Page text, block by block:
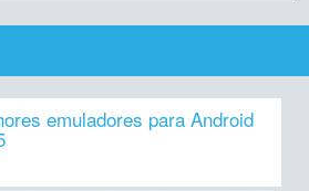
emuladores para Android